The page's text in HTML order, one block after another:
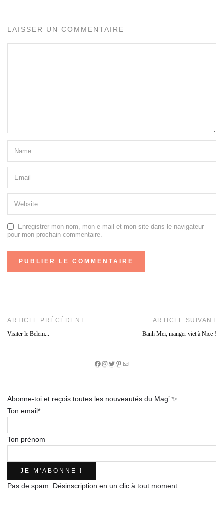
LAISSER UN COMMENTAIRE
Enregistrer mon nom, mon e-mail et mon site dans le navigateur
pour mon prochain commentaire.
ARTICLE PRÉCÉDENT
Visiter le Belem...
ARTICLE SUIVANT
Banh Mei, manger viet à Nice !
Facebook
Instagram
Twitter
Pinterest
E-
Abonne-toi et reçois toutes les nouveautés du Mag’ ✨
Ton email*
Ton prénom
Pas de spam. Désinscription en un clic à tout moment.